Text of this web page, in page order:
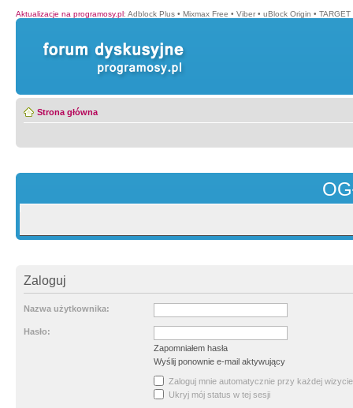
Aktualizacje na programosy.pl: Adblock Plus • Mixmax Free • Viber • uBlock Origin •
Strona główna
Zaloguj
Nazwa użytkownika:
Hasło:
Zapomniałem hasła
Wyślij ponownie e-mail aktywujący
Zaloguj mnie automatycznie przy każdej wizycie
Ukryj mój status w tej sesji